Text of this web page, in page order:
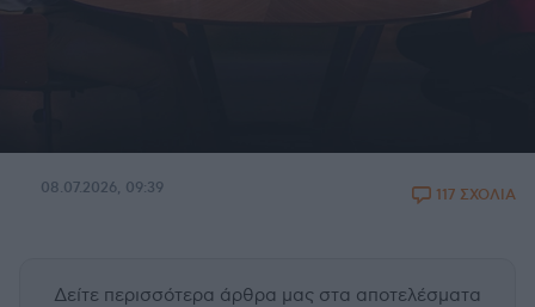
08.07.2026, 09:39 117 ΣΧΟΛΙΑ
Δείτε περισσότερα άρθρα μας στα αποτελέσματα